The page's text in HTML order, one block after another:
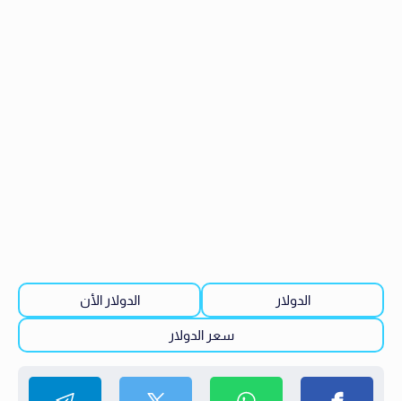
الدولار الدولار الأن
سعر الدولار